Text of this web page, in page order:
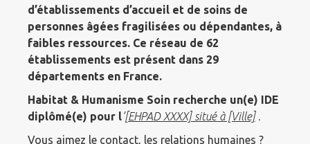
d’établissements d’accueil et de soins de
personnes âgées fragilisées ou dépendantes, à
faibles ressources. Ce réseau de 62
établissements est présent dans 29
départements en France.
Habitat & Humanisme Soin recherche un(e) IDE
diplômé(e) pour l’[EHPAD XXXX] situé à [Ville].
Vous aimez le contact, les relations humaines ?